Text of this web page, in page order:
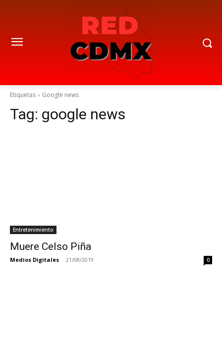
Etiquetas Google news
Tag: google news
Entretenimiento
Muere Celso Piña
Medios Digitales - 21/08/2019 0